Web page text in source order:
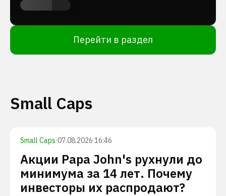
Перейти в раздел
Small Caps
Small Caps·07.08.2026 16:46
Акции Papa John's рухнули до
минимума за 14 лет. Почему
инвесторы их распродают?